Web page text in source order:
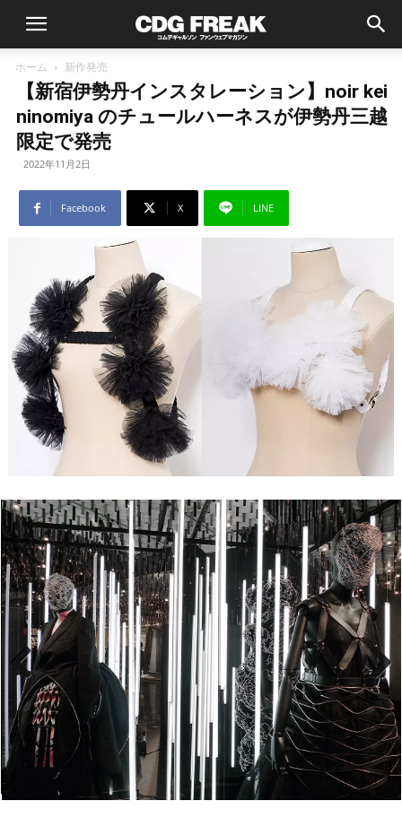
ホーム 新作発売
【新宿伊勢丹インスタレーション】noir kei
ninomiya のチュールハーネスが伊勢丹三越
限定で発売
2022年11月2日
Facebook X LINE
Previous Next